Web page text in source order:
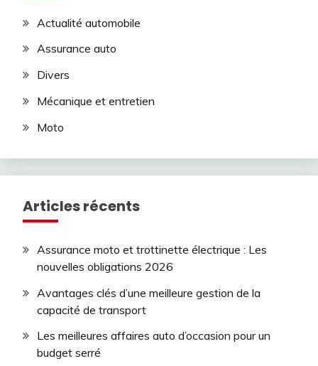
Actualité automobile
Assurance auto
Divers
Mécanique et entretien
Moto
Articles récents
Assurance moto et trottinette électrique : Les
nouvelles obligations 2026
Avantages clés d’une meilleure gestion de la
capacité de transport
Les meilleures affaires auto d’occasion pour un
budget serré